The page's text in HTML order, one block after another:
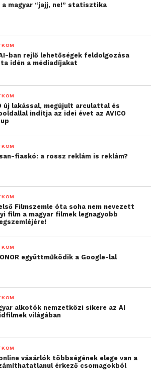
a magyar “jajj, ne!” statisztika
ban rejlő lehetőségek feldolgozása
idén a médiadíjakat
új lakással, megújult arculattal és
indítja az idei évet az AVICO
fiaskó: a rossz reklám is reklám?
Filmszemle óta soha nem nevezett
film a magyar filmek legnagyobb
együttműködik a Google-lal
alkotók nemzetközi sikere az AI
világában
vásárlók többségének elege van a
érkező csomagokból